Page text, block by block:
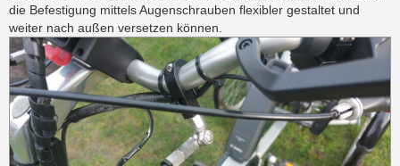
die Befestigung mittels Augenschrauben flexibler gestaltet und
weiter nach außen versetzen können.